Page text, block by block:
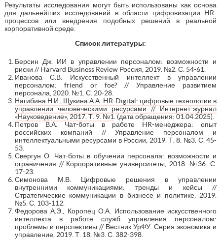
Результаты исследования могут быть использованы как основа
для дальнейших исследований в области цифровизации HR-
процессов или внедрения подобных решений в реальной
корпоративной среде.
Список литературы:
Берсин Дж. ИИ в управлении персоналом: возможности и
риски // Harvard Business Review Россия, 2019. №2. С. 54-61.
Иванова С.В. Искусственный интеллект в управлении
персоналом: friend or foe? // Управление развитием
персонала, 2020. №1. С. 20-28.
Нагибина Н.И., Щукина А.А. HR-Digital: цифровые технологии в
управлении человеческими ресурсами // Интернет-журнал
«Науковедение», 2017. Т. 9. №1. (дата обращения: 01.04.2025).
Петров В.А. Чат-боты в работе HR-менеджера: опыт
российских компаний // Управление персоналом и
интеллектуальными ресурсами в России, 2019. Т. 8. №3. С. 45-
53.
Свергун О. Чат-боты в обучении персонала: возможности и
ограничения // Корпоративные университеты, 2018. №36. С.
17-23.
Симонова М.В. Цифровые решения в управлении
внутренними коммуникациями: тренды и кейсы //
Стратегические коммуникации в бизнесе и политике, 2019.
№5. С. 103-112.
Федорова А.Э., Коропец О.А. Использование искусственного
интеллекта в работе служб управления персоналом:
проблемы и перспективы // Вестник УрФУ. Серия экономика и
управление, 2019. Т. 18. №3. С. 382-398.